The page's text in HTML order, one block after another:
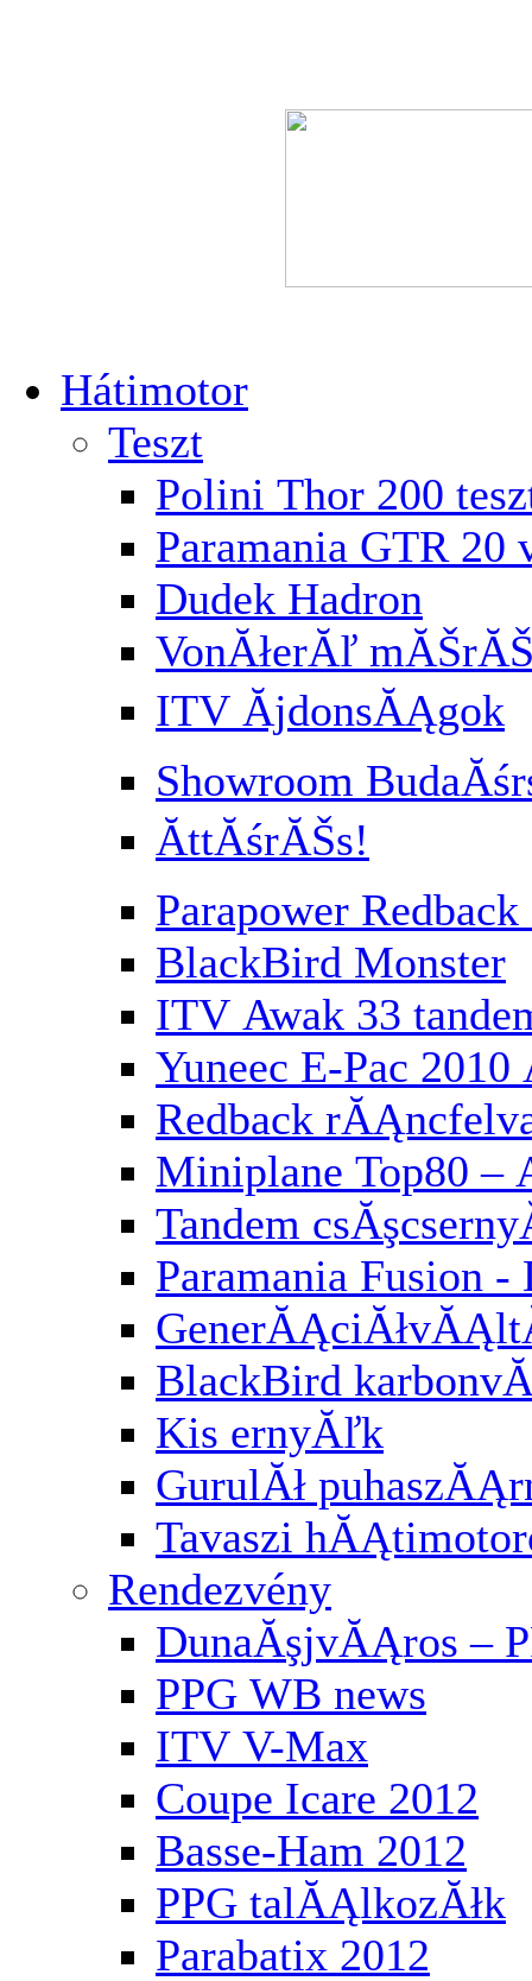
Hátimotor
Teszt
Polini Thor 200
Paramania GTR 20
Dudek Hadron
VonĂłerĂľ
ITV ĂjdonsĂĄgok
Showroom
ĂttĂśrĂŠs!
Parapower
BlackBird Monster
ITV Awak 33
Yuneec E-Pac
Redback
Miniplane Top80
Tandem
Paramania Fusion
BlackBird
Kis ernyĂľk
GurulĂł
Tavaszi
Rendezvény
DunaĂşjvĂĄros –
PPG WB news
ITV V-Max
Coupe Icare 2012
Basse-Ham 2012
PPG talĂĄlkozĂłk
Parabatix 2012